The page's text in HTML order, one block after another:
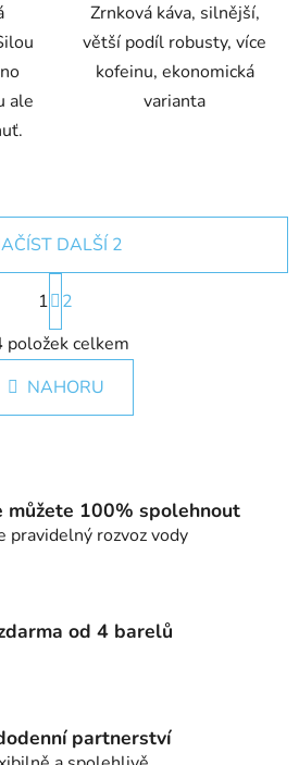
ale
Zrnková káva, silnější,
větší podíl robusty, více
kofeinu, ekonomická
varianta
O
v
l
á
d
p
r
v
s
u
DALŠÍ 2
S
t
r
á
n
k
1
2
položek celkem
NAHORU
můžete 100% spolehnout
pravidelný rozvoz vody
od 4 barelů
partnerství